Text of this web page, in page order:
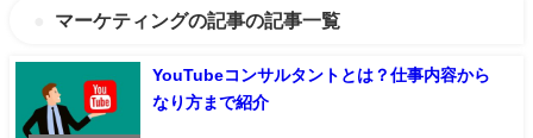
マーケティングの記事の記事一覧
YouTubeコンサルタントとは？仕事内容から
なり方まで紹介